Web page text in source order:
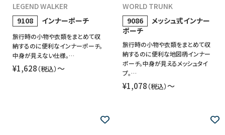
LEGEND WALKER
9108
インナーポーチ
旅行時の小物や衣類をまとめて収
納するのに便利なインナーポーチ。
中身が見えない仕様。…
¥1,628 （税込）〜
WORLD TRUNK
9086
メッシュ式インナー
ポーチ
旅行時の小物や衣類をまとめて収
納するのに便利な地図柄インナー
ポーチ。中身が見えるメッシュタイ
プ。…
¥1,078 （税込）〜